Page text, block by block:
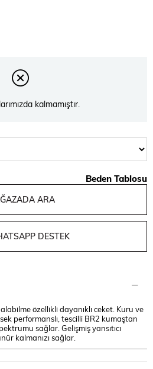
kalmamıştır.
Beden Tablosu
ARA
DESTEK
özellikli dayanıklı ceket. Kuru ve
performanslı, tescilli BR2 kumaştan
sağlar. Gelişmiş yansıtıcı
kalmanızı sağlar.